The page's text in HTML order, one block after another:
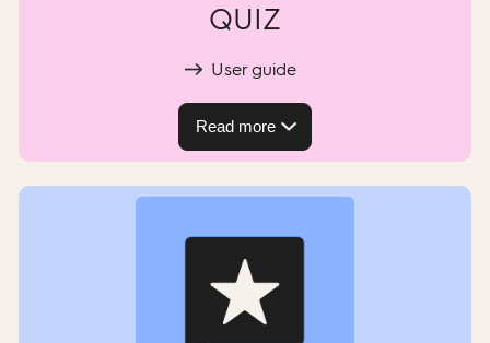
QUIZ
User guide
Read more